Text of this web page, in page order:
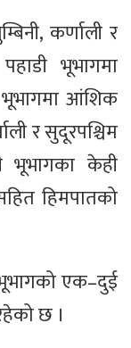
कर्णाली र
भूभागमा
भूभागमा आंशिक
र सुदूरपश्चिम
भूभागका केही
हिमपातको
एक–दुई
छ ।